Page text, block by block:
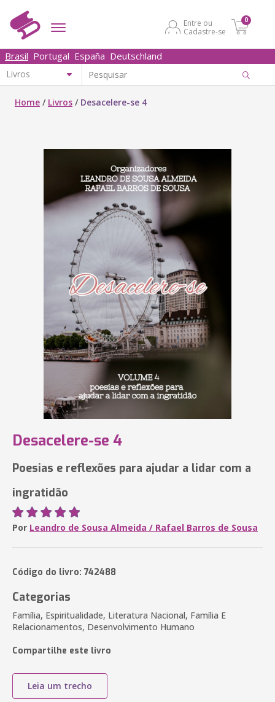
Entre ou
Cadastre-se
0
Brasil Portugal España Deutschland
Home / Livros / Desacelere-se 4
Desacelere-se 4
Poesias e reflexões para ajudar a lidar com a
ingratidão
Por Leandro de Sousa Almeida / Rafael Barros de Sousa
Código do livro: 742488
Categorias
Família, Espiritualidade, Literatura Nacional, Família E
Relacionamentos, Desenvolvimento Humano
Compartilhe este livro
Leia um trecho